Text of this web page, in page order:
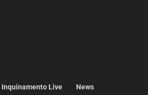
Inquinamento Live
News